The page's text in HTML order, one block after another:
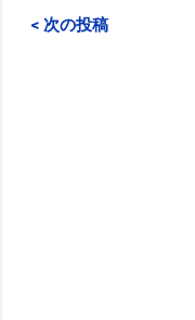
< 次の投稿